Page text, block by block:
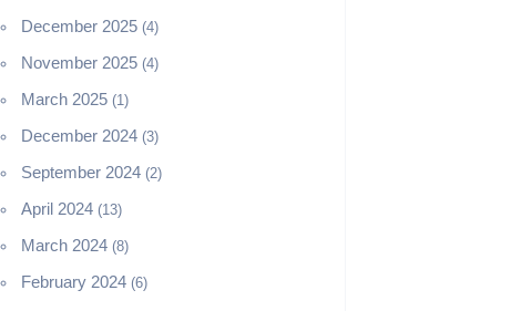
December 2025 (4)
November 2025 (4)
March 2025 (1)
December 2024 (3)
September 2024 (2)
April 2024 (13)
March 2024 (8)
February 2024 (6)